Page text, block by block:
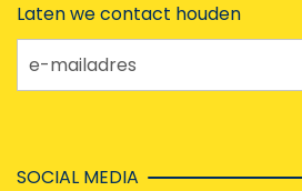
Laten we contact houden
e-mailadres
SOCIAL MEDIA